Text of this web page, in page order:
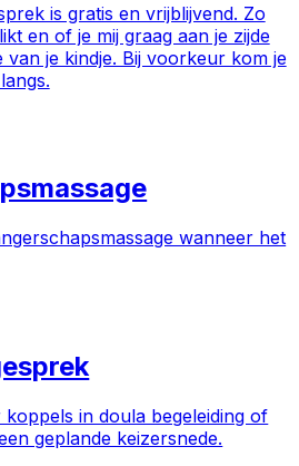
is gratis en vrijblijvend. Zo
en of je mij graag aan je zijde
van je kindje. Bij voorkeur kom je
wanneer het
in doula begeleiding of
geplande keizersnede.